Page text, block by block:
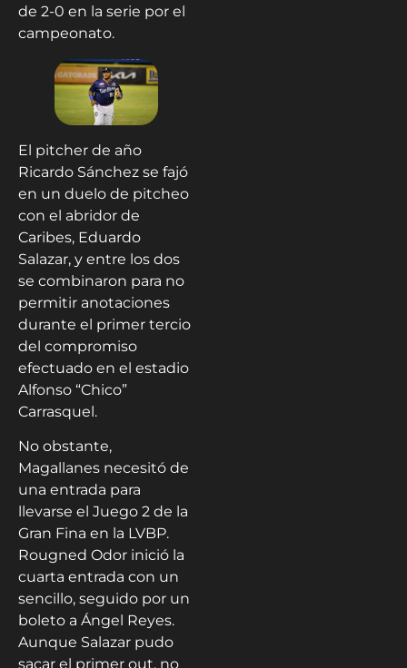
de 2-0 en la serie por el
campeonato.
El pitcher de año
Ricardo Sánchez se fajó
en un duelo de pitcheo
con el abridor de
Caribes, Eduardo
Salazar, y entre los dos
se combinaron para no
permitir anotaciones
durante el primer tercio
del compromiso
efectuado en el estadio
Alfonso “Chico”
Carrasquel.
No obstante,
Magallanes necesitó de
una entrada para
llevarse el Juego 2 de la
Gran Fina en la LVBP.
Rougned Odor inició la
cuarta entrada con un
sencillo, seguido por un
boleto a Ángel Reyes.
Aunque Salazar pudo
sacar el primer out, no